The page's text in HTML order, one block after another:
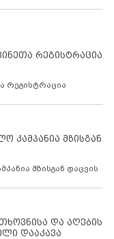
რეგისტრაცია
რეგისტრაცია
კამპანია მზისგან
მზისგან დაცვის
და აღების
დააკავა